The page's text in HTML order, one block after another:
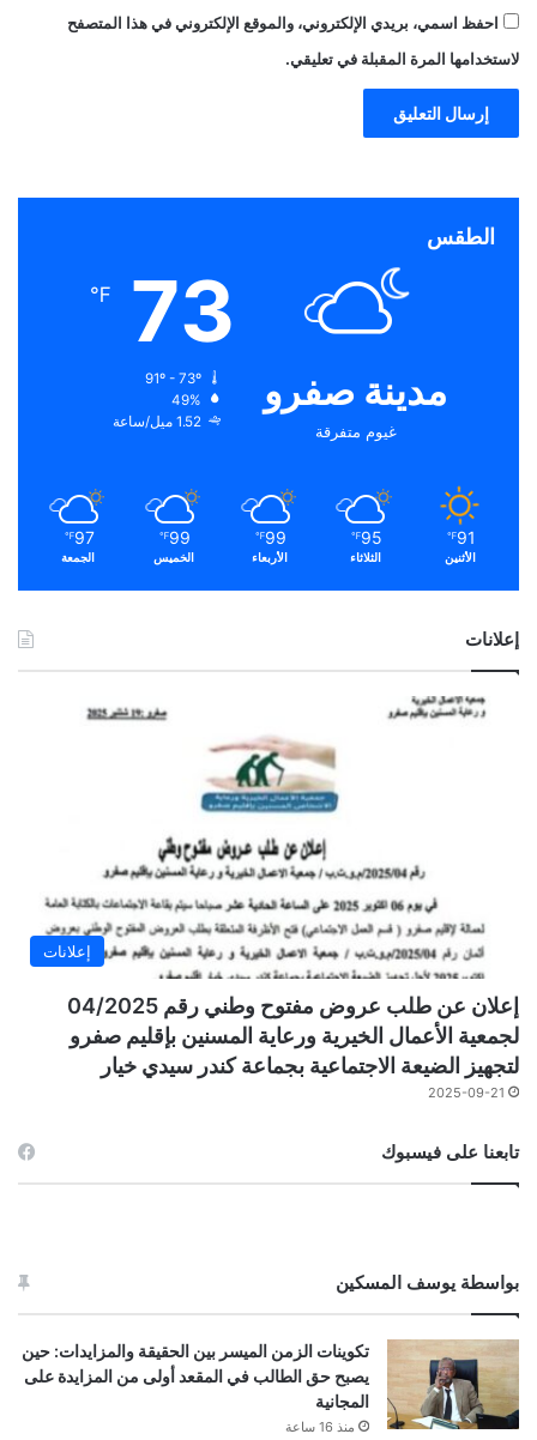
احفظ اسمي، بريدي الإلكتروني، والموقع الإلكتروني في هذا المتصفح
لاستخدامها المرة المقبلة في تعليقي.
الطقس
مدينة صفرو
غيوم متفرقة
73
℉
49%
1.52 ميل/ساعة
91
℉
الأثنين
95
℉
الثلاثاء
99
℉
الأربعاء
99
℉
الخميس
97
℉
الجمعة
إعلانات
إعلانات
إعلان عن طلب عروض مفتوح وطني رقم 04/2025
لجمعية الأعمال الخيرية ورعاية المسنين بإقليم صفرو
لتجهيز الضيعة الاجتماعية بجماعة كندر سيدي خيار
2025-09-21
تابعنا على فيسبوك
بواسطة يوسف المسكين
تكوينات الزمن الميسر بين الحقيقة والمزايدات: حين
يصبح حق الطالب في المقعد أولى من المزايدة على
المجانية
منذ 16 ساعة